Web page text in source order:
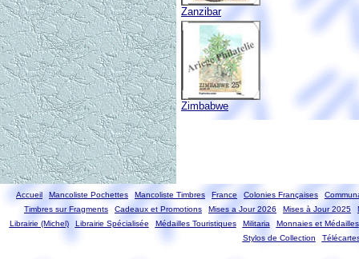
Zanzibar
Zimbabwe
Accueil Mancoliste Pochettes Mancoliste Timbres France Colonies Françaises
Timbres sur Fragments
Cadeaux et Promotions Mises a Jour 2026 Mises à Jour 2025
Librairie (Michel)
Librairie Spécialisée Médailles Touristiques Militaria
Monnaies et Médailles
Stylos de Collection